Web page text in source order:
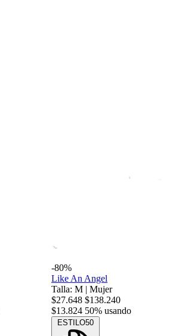
-80%
Like An Angel
Talla: M | Mujer
$27.648 $138.240
$13.824 50% usando
ESTILO50